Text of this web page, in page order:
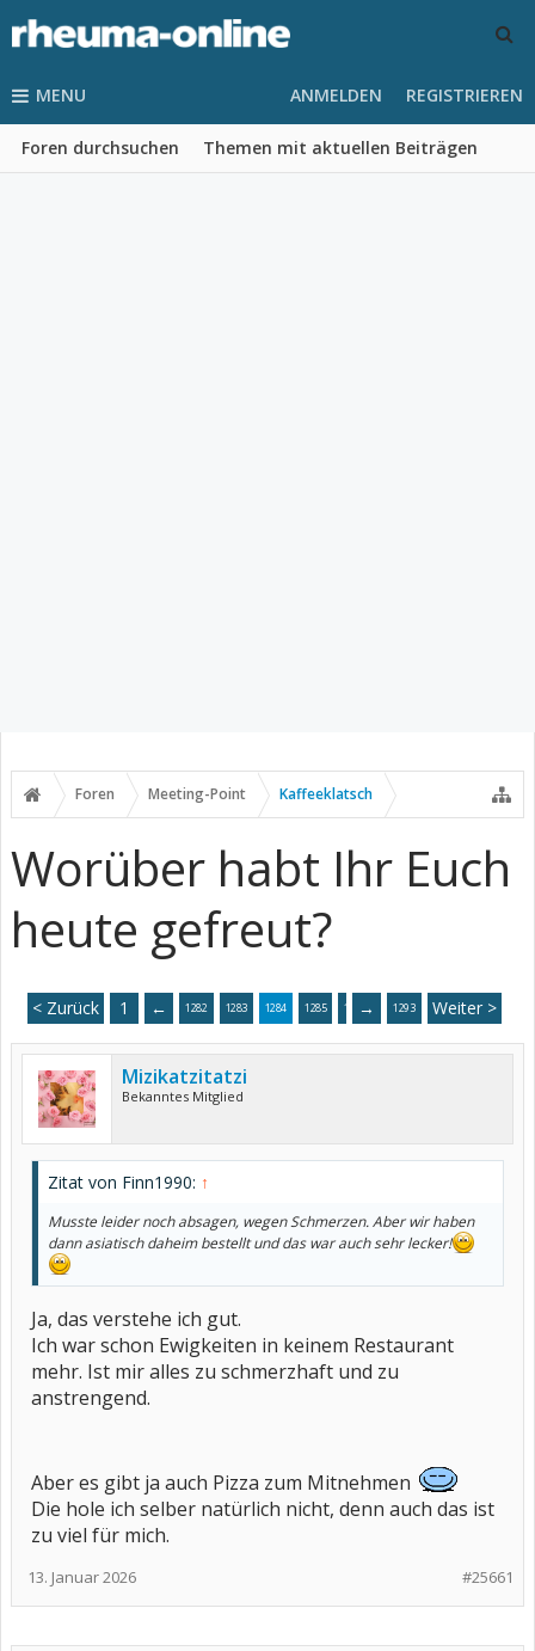
MENU
Foren durchsuchen Themen mit aktuellen Beiträgen
ANMELDEN REGISTRIEREN
Foren Meeting-Point Kaffeeklatsch
Worüber habt Ihr Euch
heute gefreut?
< Zurück 1 ← 1282 1283 1284 1285 1286→ 1293 Weiter >
Mizikatzitatzi
Bekanntes Mitglied
Zitat von Finn1990: ↑
Musste leider noch absagen, wegen Schmerzen. Aber wir haben
dann asiatisch daheim bestellt und das war auch sehr lecker!
Ja, das verstehe ich gut.
Ich war schon Ewigkeiten in keinem Restaurant
mehr. Ist mir alles zu schmerzhaft und zu
anstrengend.
Aber es gibt ja auch Pizza zum Mitnehmen
Die hole ich selber natürlich nicht, denn auch das ist
zu viel für mich.
#25661
13. Januar 2026